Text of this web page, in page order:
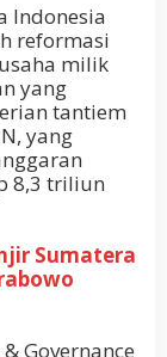
Indonesia
reformasi
milik
yang
tantiem
yang
8,3 triliun
Sumatera
Governance